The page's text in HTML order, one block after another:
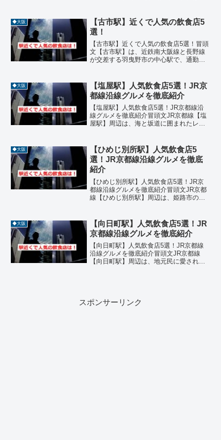
んな谷町六丁目駅周辺には、和食からフ
レンチ、中華、寿司まで...
◆大阪
【古市駅】近くで人気の飲食店5
選！
【古市駅】近くで人気の飲食店5選！冒頭
文【古市駅】は、近鉄南大阪線と長野線
が交差する羽曳野市の中心駅で、通勤・
人々に長年愛されている飲食店から話題
の新店まで、ジャンル豊か...
◆大阪
【塩屋駅】人気飲食店5選！JR京
都線沿線グルメを徹底紹介
【塩屋駅】人気飲食店5選！JR京都線沿
線グルメを徹底紹介冒頭文JR京都線【塩
屋駅】周辺は、海と坂道に囲まれたレト
圏内に、フレンチ、カレー、スコーン専
門店、台湾料理、ピザ...
◆大阪
【ひめじ別所駅】人気飲食店5
選！JR京都線沿線グルメを徹底
紹介
【ひめじ別所駅】人気飲食店5選！JR京
都線沿線グルメを徹底紹介冒頭文JR京都
線【ひめじ別所駅】周辺は、姫路市の郊
から徒歩圏内には、ラーメン、定食、た
こ焼き、和食、カフェ...
◆大阪
【向日町駅】人気飲食店5選！JR
京都線沿線グルメを徹底紹介
【向日町駅】人気飲食店5選！JR京都線
沿線グルメを徹底紹介冒頭文JR京都線
【向日町駅】周辺は、地元民に愛される
スポンサーリンク